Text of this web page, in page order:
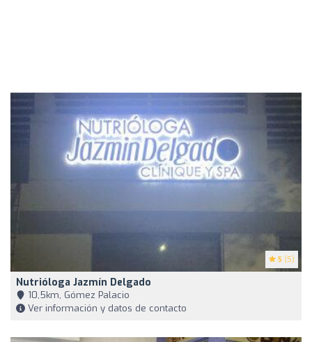
5 (5)
Nutrióloga Jazmín Delgado
10,5km, Gómez Palacio
Ver información y datos de contacto